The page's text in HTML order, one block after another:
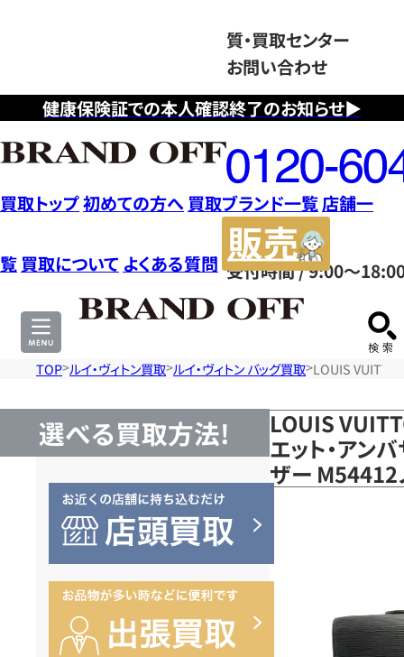
健康保険証での本人確認終了のお知らせ▶
質・買取センター
お問い合わせ
フ
リ
ー
ダ
イ
ヤ
ル
0120604117
受付時間 / 9:00～
買取トップ初めての方へ 買取ブランド一覧店舗一
覧 買取について よくある質問
サ
TOP ルイ・ヴィトン買取 ルイ・ヴィトン バッグ買取 LOUIS
選べる買取方法!
LOUIS
エット・アン
ザー M54412